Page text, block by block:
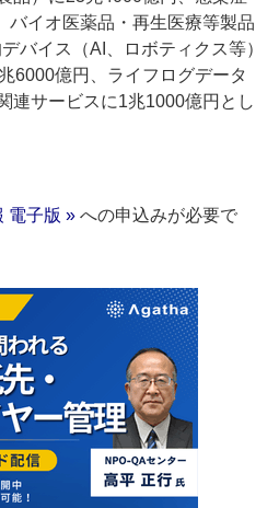
バイオ医薬品・再生医療等製品
バイス（AI、ロボティクス等）
6000億円、ライフログデータ
連サービスに1兆1000億円とし
電子版 » への申込みが必要で